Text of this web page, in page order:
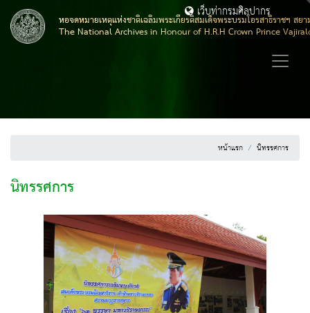
หอจดหมายเหตุแห่งชาติเฉลิมพระเกียรติสมเด็จพระบรมโอรสาธิราชฯ สย
The National Archives in Honour of H.R.H Crown Prince
เว็บท่ากรมศิลปากร
หน้าแรก นิทรรศการ
นิทรรศการ